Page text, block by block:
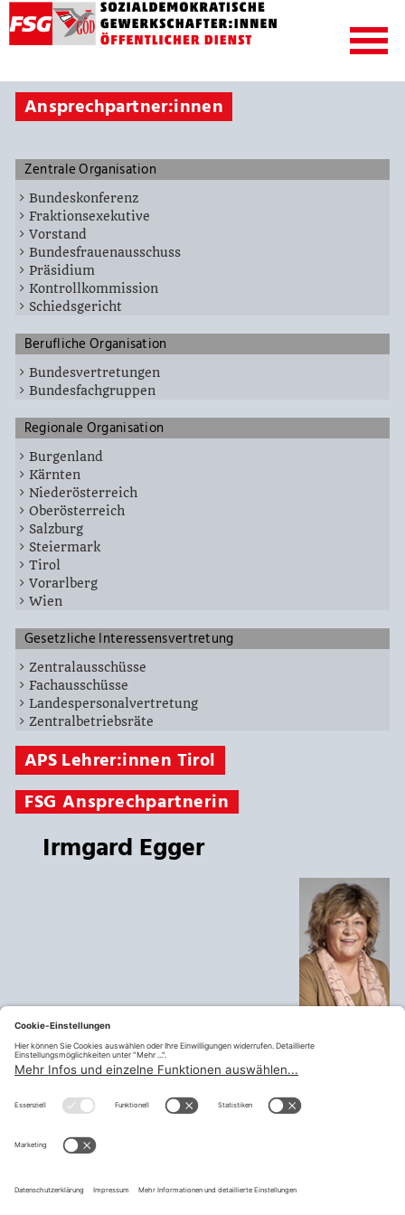
Ansprechpartner:innen
Zentrale Organisation
Bundeskonferenz
Fraktionsexekutive
Vorstand
Bundesfrauenausschuss
Präsidium
Kontrollkommission
Schiedsgericht
Berufliche Organisation
Bundesvertretungen
Bundesfachgruppen
Regionale Organisation
Burgenland
Kärnten
Niederösterreich
Oberösterreich
Salzburg
Steiermark
Tirol
Vorarlberg
Wien
Gesetzliche Interessensvertretung
Zentralausschüsse
Fachausschüsse
Landespersonalvertretung
Zentralbetriebsräte
APS Lehrer:innen Tirol
FSG Ansprechpartnerin
Irmgard Egger
Telefon:+43 53 32 875 23
Email: i.egger@tsn.at
FSG AnsprechpartnerinAPS Lehrer:innen